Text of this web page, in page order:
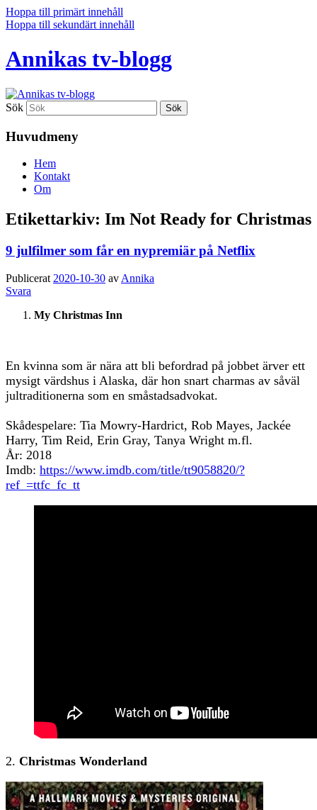
Hoppa till primärt innehåll
Hoppa till sekundärt innehåll
Annikas tv-blogg
Sök
Huvudmeny
Hem
Kontakt
Om
Etikettarkiv: Im Not Ready for Christmas
9 julfilmer som får en nypremiär på Netflix
Publicerat 2020-10-30 av Annika
Svara
My Christmas Inn
En kvinna som är nära att bli befordrad på jobbet ärver ett
mysigt värdshus i Alaska, där hon snart charmas av såväl
jultraditionerna som en småstadsadvokat.
Skådespelare: Tia Mowry-Hardrict, Rob Mayes, Jackée
Harry, Tim Reid, Erin Gray, Tanya Wright m.fl.
År: 2018
Imdb: https://www.imdb.com/title/tt9058820/?
ref_=ttfc_fc_tt
2. Christmas Wonderland